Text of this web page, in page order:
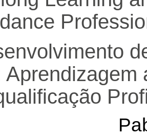
Aprendizagem